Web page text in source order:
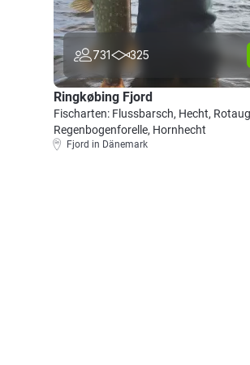
731 325
Ringkøbing Fjord
Fischarten: Flussbarsch, Hecht,
Regenbogenforelle, Hornhecht
Fjord in Dänemark